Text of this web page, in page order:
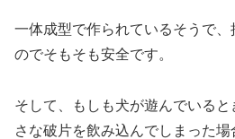
一体成型で作られているそうで
のでそもそも安全です。
そして、もしも犬が遊んでいる
さな破片を飲み込んでしまった